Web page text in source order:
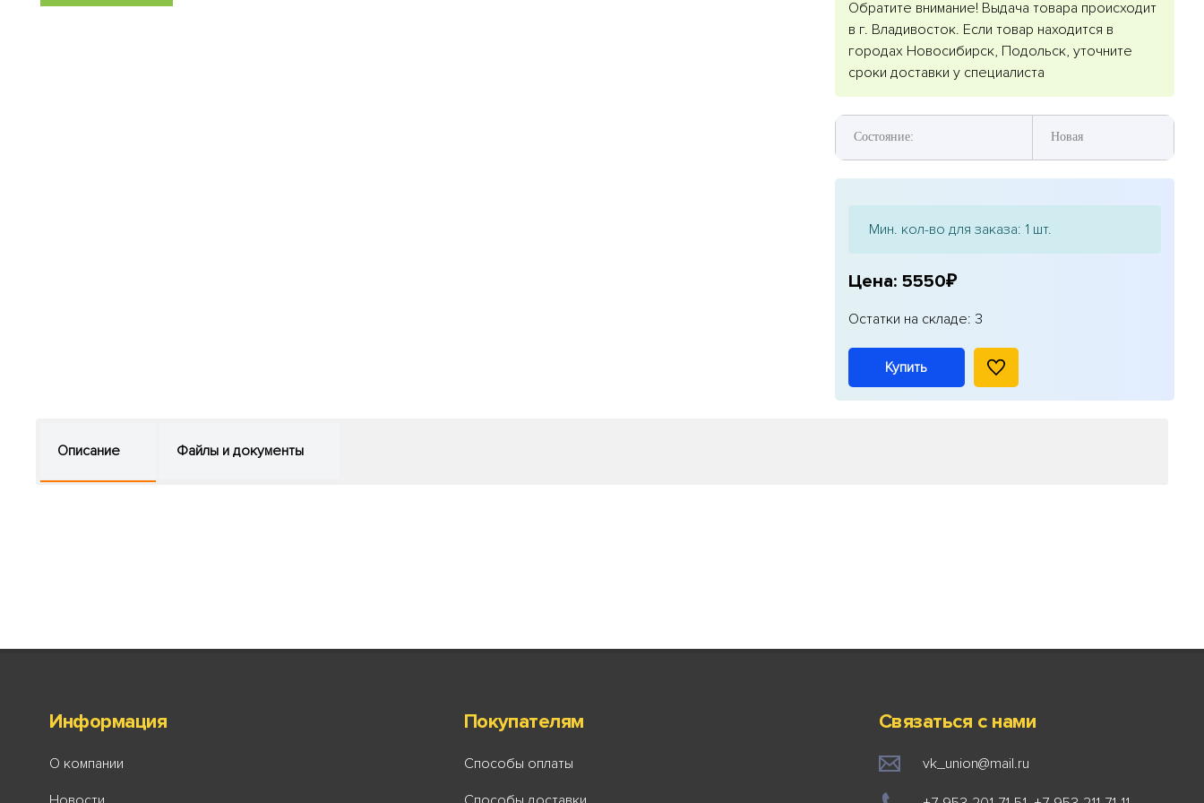
Обратите внимание! Выдача товара происходит
в г. Владивосток. Если товар находится в
городах Новосибирск, Подольск, уточните
сроки доставки у специалиста
Состояние: Новая
Мин. кол-во для заказа: 1 шт.
Цена: 5550₽
Остатки на складе: 3
Купить
Описание Файлы и документы
Информация
О компании
Покупателям
Способы оплаты
Связаться с нами
vk_union@mail.ru